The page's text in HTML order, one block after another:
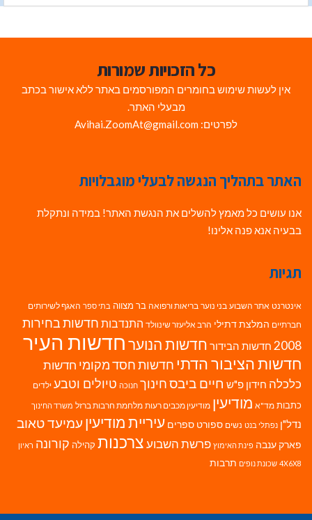
כל הזכויות שמורות
אין לעשות שימוש בחומרים המפורסמים באתר ללא אישור בכתב
מבעלי האתר.
לפרטים: Avihai.ZoomAt@gmail.com
האתר בתהליך הנגשה לבעלי מוגבלויות
אנו עושים כל מאמץ להשלים את הנגשת האתר! במידה ונתקלת
בבעיה אנא פנה אלינו!
תגיות
אינטרנט אתר השבוע בני נוער בריאות ורפואה בר מצווה בתי ספר האגף לשירותים
חברתיים המלצת דתילי הרב אליעזר שינוולד התנדבות חדשות בחירות
2008 חדשות הבידור חדשות הנוערחדשות העיר
חדשות הציבור הדתי חדשות חסד מקומי חדשות
כלכלה חידון פ"ש חיים ביבסחינוך חנוכה טיולים וטבע ילדים
כתבות מד"א מודיעין מודיעין מכבים רעות מלחמת חרבות ברזל משרד החינוך
נדל"ן נפתלי בנט נשים ספורט ספרים עיריית מודיעין עמיעד טאוב
פארק ענבה פינת האימוץ פרשת השבועצרכנות קהילה קורונה ראיון
4X6X8 שכונת נופים תרבות